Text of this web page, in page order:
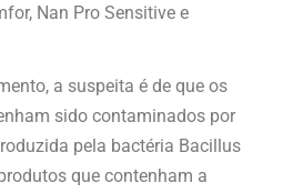
Nan Pro Sensitive e
a suspeita é de que os
sido contaminados por
pela bactéria Bacillus
que contenham a